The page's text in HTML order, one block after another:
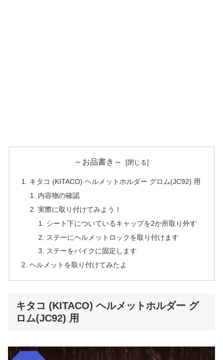
～お品書き～
キタコ (KITACO) ヘルメットホルダー グロム(JC92) 用
内容物の確認
実際に取り付けてみよう！
シート下についているキャップを2か所取り外す
ステーにヘルメットロックを取り付けます
ステーをバイクに固定します
ヘルメットを取り付けてみたよ
キタコ (KITACO) ヘルメットホルダー グ
ロム(JC92) 用